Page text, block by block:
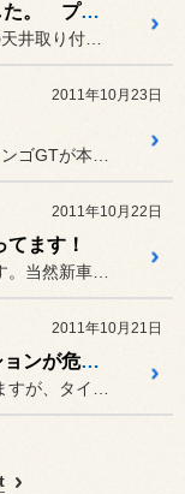
リアモニター取り付けでした。 プリウスα
2011年10月23日
2011年10月22日
ます！
2011年10月21日
今年の年末は、ナビゲーションが危ういかも・・・！